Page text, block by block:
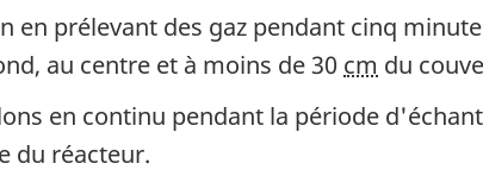
en prélevant des gaz pendant cinq
au centre et à moins de 30 cm du
en continu pendant la période
du réacteur.